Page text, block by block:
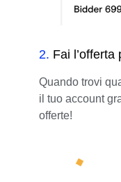
2. Fai l’offerta
Quando trovi
il tuo account
offerte!